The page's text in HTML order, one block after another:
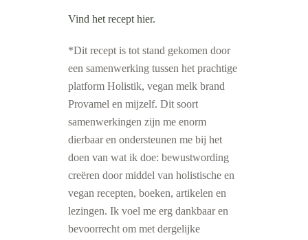
Vind het recept hier.
*Dit recept is tot stand gekomen door
een samenwerking tussen het prachtige
platform Holistik, vegan melk brand
Provamel en mijzelf. Dit soort
samenwerkingen zijn me enorm
dierbaar en ondersteunen me bij het
doen van wat ik doe: bewustwording
creëren door middel van holistische en
vegan recepten, boeken, artikelen en
lezingen. Ik voel me erg dankbaar en
bevoorrecht om met dergelijke